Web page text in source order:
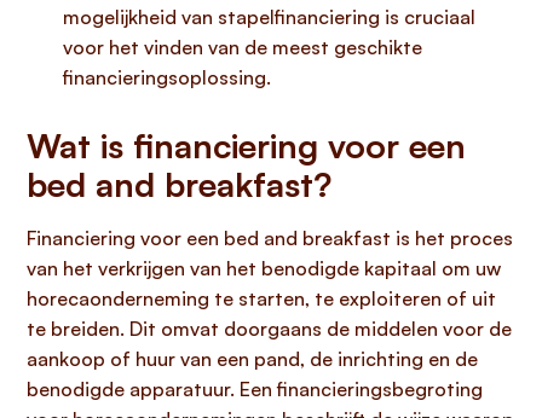
mogelijkheid van stapelfinanciering is cruciaal
voor het vinden van de meest geschikte
financieringsoplossing.
Wat is financiering voor een
bed and breakfast?
Financiering voor een bed and breakfast is het proces
van het verkrijgen van het benodigde kapitaal om uw
horecaonderneming te starten, te exploiteren of uit
te breiden. Dit omvat doorgaans de middelen voor de
aankoop of huur van een pand, de inrichting en de
benodigde apparatuur. Een financieringsbegroting